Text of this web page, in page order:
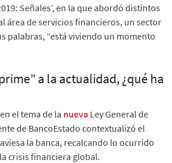
Señales’, en la que abordó distintos
área de servicios financieros, un sector
palabras, “está viviendo un momento
a la actualidad, ¿qué ha
el tema de la nueva Ley General de
de BancoEstado contextualizó el
la banca, recalcando lo ocurrido
crisis financiera global.